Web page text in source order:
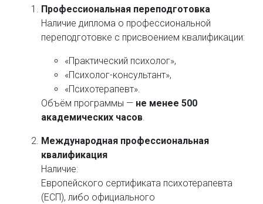
Профессиональная переподготовка
Наличие диплома о профессиональной
переподготовке с присвоением квалификации:
«Практический психолог»,
«Психолог-консультант»,
«Психотерапевт».
Объём программы — не менее 500
академических часов.
Международная профессиональная
квалификация
Наличие:
Европейского сертификата психотерапевта
(ЕСП), либо официального